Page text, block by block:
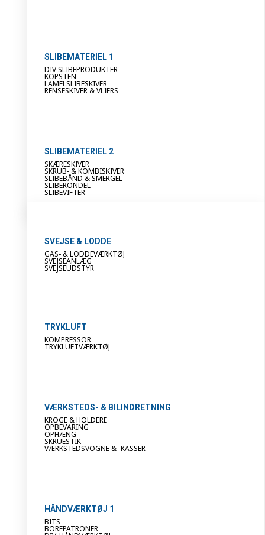
SLIBEMATERIEL 1
DIV SLIBEPRODUKTER
KOPSTEN
LAMELSLIBESKIVER
RENSESKIVER & VLIERS
SLIBEMATERIEL 2
SKÆRESKIVER
SKRUB- & KOMBISKIVER
SLIBEBÅND & SMERGEL
SLIBERONDEL
SLIBEVIFTER
SVEJSE & LODDE
GAS- & LODDEVÆRKTØJ
SVEJSEANLÆG
SVEJSEUDSTYR
TRYKLUFT
KOMPRESSOR
TRYKLUFTVÆRKTØJ
VÆRKSTEDS- & BILINDRETNING
KROGE & HOLDERE
OPBEVARING
OPHÆNG
SKRUESTIK
VÆRKSTEDSVOGNE & -KASSER
HÅNDVÆRKTØJ 1
BITS
BOREPATRONER